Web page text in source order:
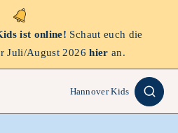
ist online! Schaut euch die
Juli/August 2026hier an.